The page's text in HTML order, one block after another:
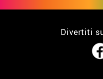
Divertiti